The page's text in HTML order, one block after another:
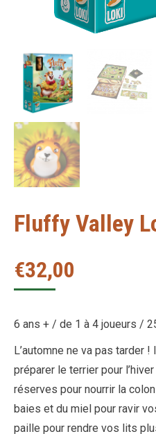
Fluffy Valley
€32,00
6 ans + / de 1 à 4 joueurs /
L’automne ne va pas tarder
préparer le terrier pour
réserves pour nourrir la
baies et du miel pour ravir
paille pour rendre vos lits